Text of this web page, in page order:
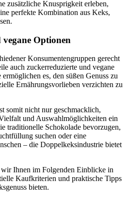
zusätzliche Knusprigkeit erleben,
perfekte Kombination aus Keks,
Optionen
Konsumentengruppen gerecht
auch zuckerreduzierte und vegane
es, den süßen Genuss zu
Ernährungsvorlieben verzichten zu
somit nicht nur geschmacklich,
und Auswahlmöglichkeiten ein
traditionelle Schokolade bevorzugen,
suchen oder eine
– die Doppelkeksindustrie bietet
Ihnen im Folgenden Einblicke in
Kaufkriterien und praktische Tipps
bieten.